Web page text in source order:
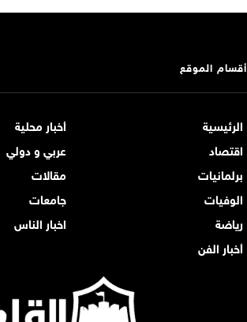
أقسام الموقع
الرئيسية
أخبار محلية
اقتصاد
عربي و دولي
برلمانيات
مقالات
الوفيات
جامعات
رياضة
اخبار الناس
أخبار الفن